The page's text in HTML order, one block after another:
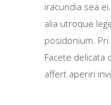
iracundia sea
alia utroque
posidonium.
Facete delicata
affert aperiri